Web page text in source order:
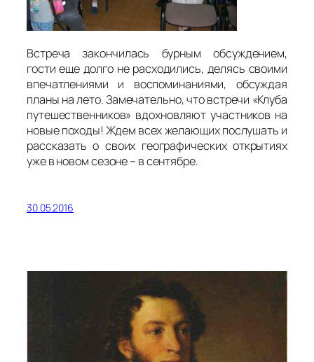
Встреча закончилась бурным обсуждением,
гости еще долго не расходились, делясь своими
впечатлениями и воспоминаниями, обсуждая
планы на лето. Замечательно, что встречи «Клуба
путешественников» вдохновляют участников на
новые походы! Ждем всех желающих послушать и
рассказать о своих географических открытиях
уже в новом сезоне – в сентябре.
30.05.2016